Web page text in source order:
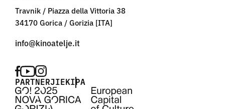
Travnik / Piazza della Vittoria 38
34170 Gorica / Gorizia [ITA]
PARTNERJIEKIPA